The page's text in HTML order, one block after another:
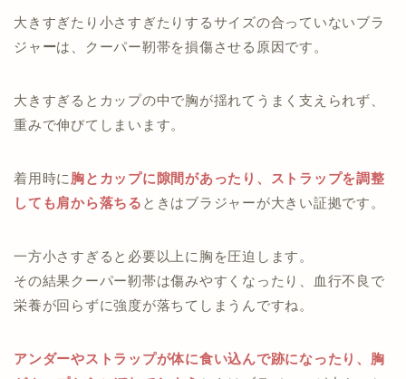
大きすぎたり小さすぎたりするサイズの合っていないブラ
ジャ ーは、クーパー靭帯を損傷させる原因です。
大きすぎるとカップの中で胸が揺れてうまく支えられず、
重みで伸びてしまいます。
着用時に 胸とカップに隙間があったり、ストラップを調整
しても肩から落ちる ときはブラジャーが大きい証拠です。
一方小さすぎると必要以上に胸を圧迫します。
その結果クーパー靭帯は傷みやすくなったり、血行不良で
栄養が回らずに強度が落ちてしまうんですね。
アンダーやストラップが体に食い込んで跡になったり、胸